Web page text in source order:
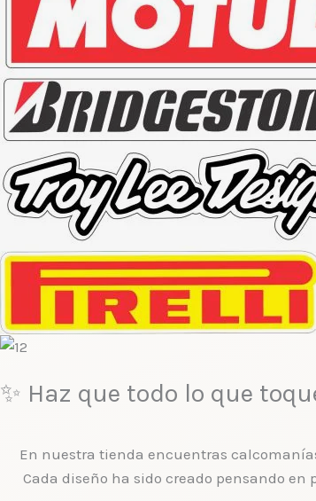
✨ Haz que todo lo que
En nuestra tienda encuentras
Cada diseño ha sido creado pensando